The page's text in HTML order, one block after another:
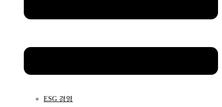
ESG 경영